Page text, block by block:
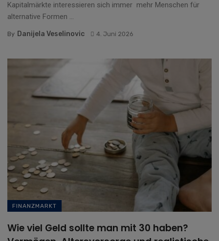
Kapitalmärkte interessieren sich immer mehr Menschen für
alternative Formen ...
By Danijela Veselinovic 4. Juni 2026
FINANZMARKT
Wie viel Geld sollte man mit 30 haben?